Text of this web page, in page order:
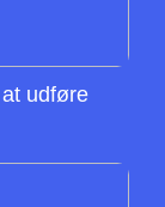
udføre